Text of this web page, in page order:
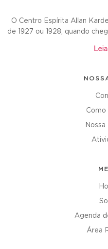
O Centro Espírita Allan
de 1927 ou 1928, quando
Como
Nossa
Agenda
Área